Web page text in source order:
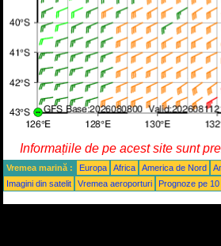
Informațiile de pe acest site sunt
Vremea marină : Europa Africa America de Nord
Imagini din satelit
Vremea aeroporturi Prognoze pe 10